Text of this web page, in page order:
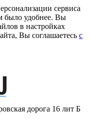
сервиса
было удобнее. Вы
в настройках
Вы соглашаетесь c
дорога 16 лит Б